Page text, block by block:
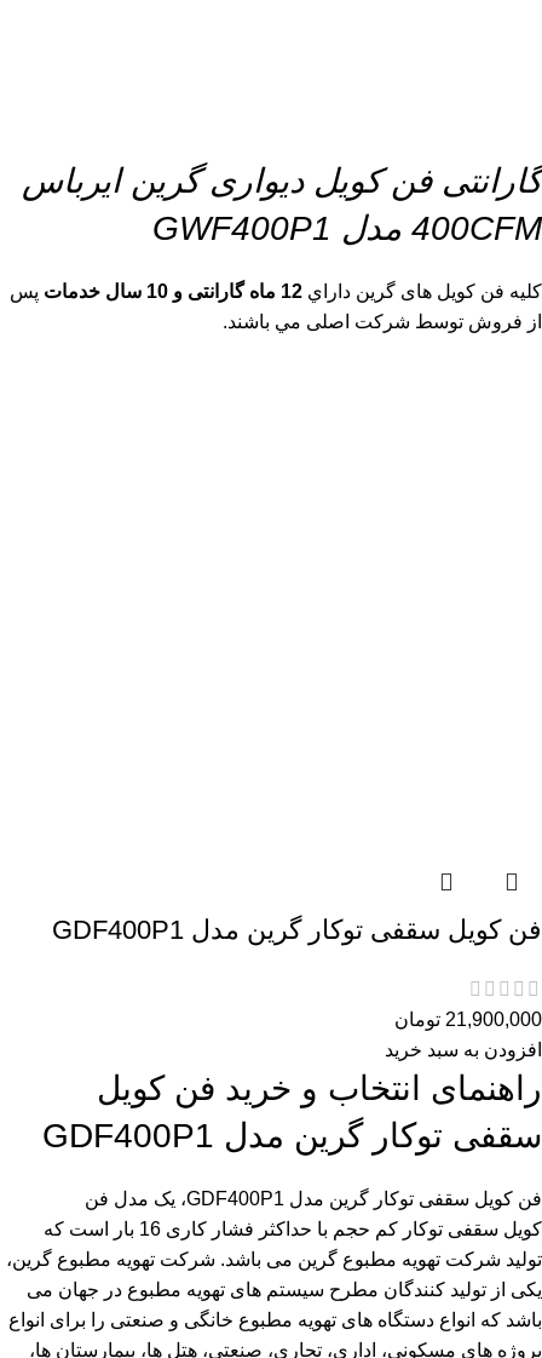
گارانتی فن کویل دیواری گرین ایرباس
400CFM مدل GWF400P1
کلیه فن کویل های گرین داراي 12 ماه گارانتی و 10 سال خدمات
پس
از فروش توسط شرکت اصلی مي باشند.
فن کویل سقفی توکار گرین مدل GDF400P1
21,900,000 تومان
افزودن به سبد خرید
راهنمای انتخاب و خرید فن کویل
سقفی توکار گرین مدل GDF400P1
فن کویل سقفی توکار گرین مدل GDF400P1، یک مدل فن
کویل سقفی توکار کم حجم با حداکثر فشار کاری 16 بار است که
تولید شرکت تهویه مطبوع گرین می باشد. شرکت تهویه مطبوع گرین،
یکی از تولید کنندگان مطرح سیستم های تهویه مطبوع در جهان می
باشد که انواع دستگاه های تهویه مطبوع خانگی و صنعتی را برای انواع
پروژه های مسکونی، اداری، تجاری، صنعتی، هتل ها، بیمارستان ها،